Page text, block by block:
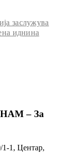
заслужува
иднина
– За
1, Центар,